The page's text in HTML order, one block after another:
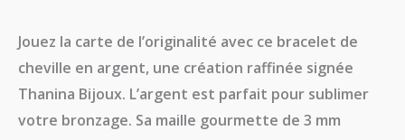
Jouez la carte de l’originalité avec ce bracelet de
cheville en argent, une création raffinée signée
Thanina Bijoux. L’argent est parfait pour sublimer
votre bronzage. Sa maille gourmette de 3 mm